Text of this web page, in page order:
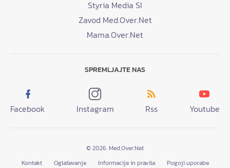
Styria Media SI
Zavod Med.Over.Net
Mama.Over.Net
SPREMLJAJTE NAS
Facebook Instagram Rss Youtube
© 2026. Med.Over.Net
Kontakt
Oglaševanje Informacije in pravila Pogoji uporabe